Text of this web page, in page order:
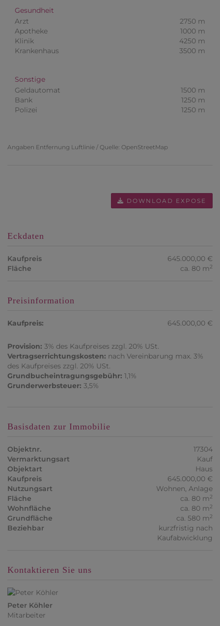
Gesundheit
Arzt
2750 m
Apotheke
1000 m
Klinik
4250 m
Krankenhaus
3500 m
Sonstige
Geldautomat
1500 m
Bank
1250 m
Polizei
1250 m
Angaben Entfernung Luftlinie / Quelle: OpenStreetMap
DOWNLOAD EXPOSE
Eckdaten
Kaufpreis
645.000,00 €
Fläche
ca. 80 m2
Preisinformation
Kaufpreis: 645.000,00 €
Provision: 3% des Kaufpreises zzgl. 20% USt.
Vertragserrichtungskosten: nach Vereinbarung max. 3%
des Kaufpreises zzgl. 20% USt.
Grundbucheintragungsgebühr: 1,1%
Grunderwerbsteuer: 3,5%
Basisdaten zur Immobilie
Objektnr.
17304
Vermarktungsart
Kauf
Objektart
Haus
Kaufpreis
645.000,00 €
Nutzungsart
Wohnen Anlage
Fläche
ca. 80 m2
Wohnfläche ca. 80 m2
Grundfläche ca. 580 m2
Beziehbar
kurzfristig nach
Kaufabwicklung
Kontaktieren Sie uns
Peter Köhler
Mitarbeiter